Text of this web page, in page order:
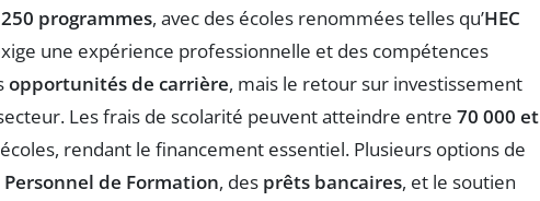
250 programmes, avec des écoles renommées telles qu’HEC
une expérience professionnelle et des compétences
opportunités de carrière, mais le retour sur investissement
Les frais de scolarité peuvent atteindre entre 70 000 et
rendant le financement essentiel. Plusieurs options de
de Formation, des prêts bancaires, et le soutien